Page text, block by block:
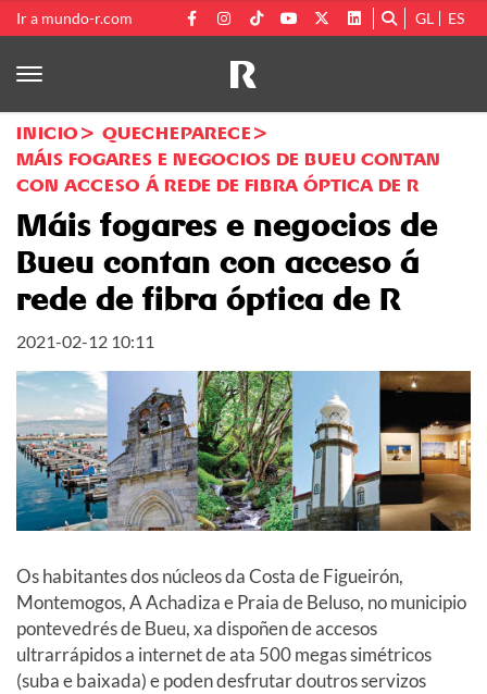
Ir a mundo-r.com GL ES
INICIO
QUECHEPARECE
MÁIS FOGARES E NEGOCIOS DE BUEU CONTAN
CON ACCESO Á REDE DE FIBRA ÓPTICA DE R
Máis fogares e negocios de
Bueu contan con acceso á
rede de fibra óptica de R
2021-02-12 10:11
Os habitantes dos núcleos da Costa de Figueirón,
Montemogos, A Achadiza e Praia de Beluso, no municipio
pontevedrés de Bueu, xa dispoñen de accesos
ultrarrápidos a internet de ata 500 megas simétricos
(suba e baixada) e poden desfrutar doutros servizos